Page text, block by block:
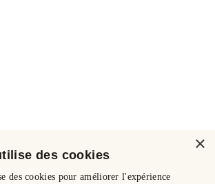
×
des cookies
des cookies pour améliorer l'expérience